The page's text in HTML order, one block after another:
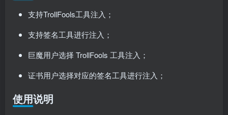
支持TrollFools工具注入；
支持签名工具进行注入；
巨魔用户选择 TrollFools 工具注入；
证书用户选择对应的签名工具进行注入；
使用说明